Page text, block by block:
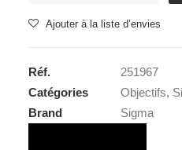
SIGMA
5-
6.3
DG
Ajouter à la liste d’envies
Réf.
251967
Catégories
Objectifs,
Brand
Sigma